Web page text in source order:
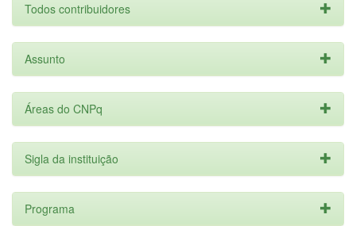
Todos contribuidores
Assunto
Áreas do CNPq
Sigla da instituição
Programa